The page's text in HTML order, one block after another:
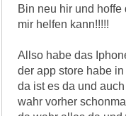
Bin neu hir und
mir helfen kann!!!!!
Allso habe das
der app store habe
da ist es da und
wahr vorher